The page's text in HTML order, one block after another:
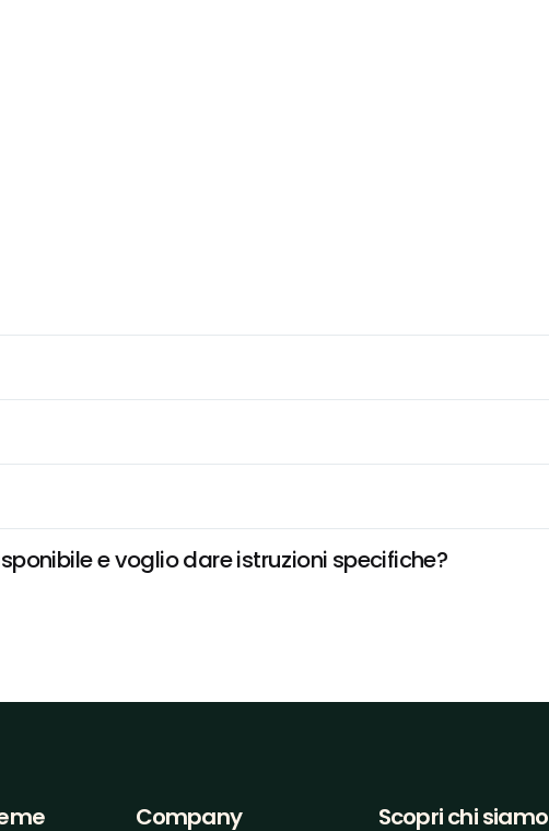
e voglio dare istruzioni specifiche?
Company Scopri chi siamo